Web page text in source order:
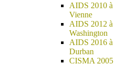
AIDS 2010 à
Vienne
AIDS 2012 à
Washington
AIDS 2016 à
Durban
CISMA 2005